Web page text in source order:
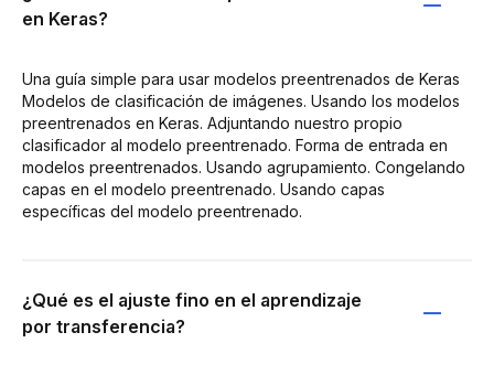
en Keras?
Una guía simple para usar modelos preentrenados de Keras
Modelos de clasificación de imágenes. Usando los modelos
preentrenados en Keras. Adjuntando nuestro propio
clasificador al modelo preentrenado. Forma de entrada en
modelos preentrenados. Usando agrupamiento. Congelando
capas en el modelo preentrenado. Usando capas
específicas del modelo preentrenado.
¿Qué es el ajuste fino en el aprendizaje
por transferencia?